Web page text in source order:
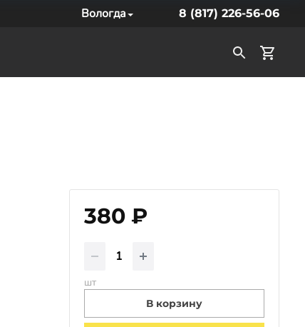
Вологда 8 (817) 226-56-06
380 ₽
шт
В корзину